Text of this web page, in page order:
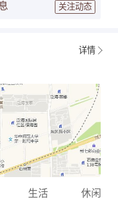
关注动态
详情
生活 休闲